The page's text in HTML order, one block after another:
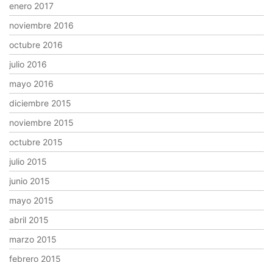
enero 2017
noviembre 2016
octubre 2016
julio 2016
mayo 2016
diciembre 2015
noviembre 2015
octubre 2015
julio 2015
junio 2015
mayo 2015
abril 2015
marzo 2015
febrero 2015